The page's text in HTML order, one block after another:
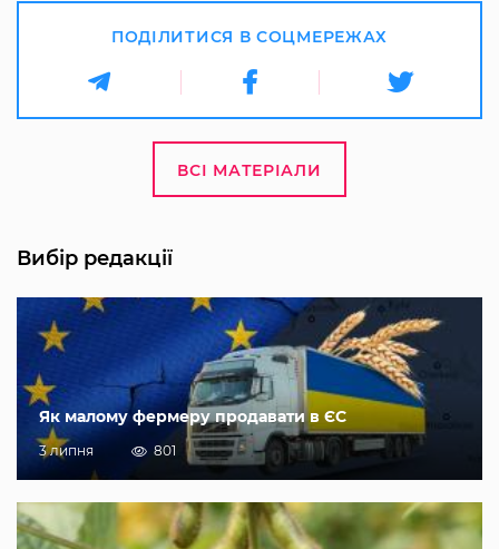
ПОДІЛИТИСЯ В СОЦМЕРЕЖАХ
ВСІ МАТЕРІАЛИ
Вибір редакції
Як малому фермеру продавати в ЄС
3 липня 801